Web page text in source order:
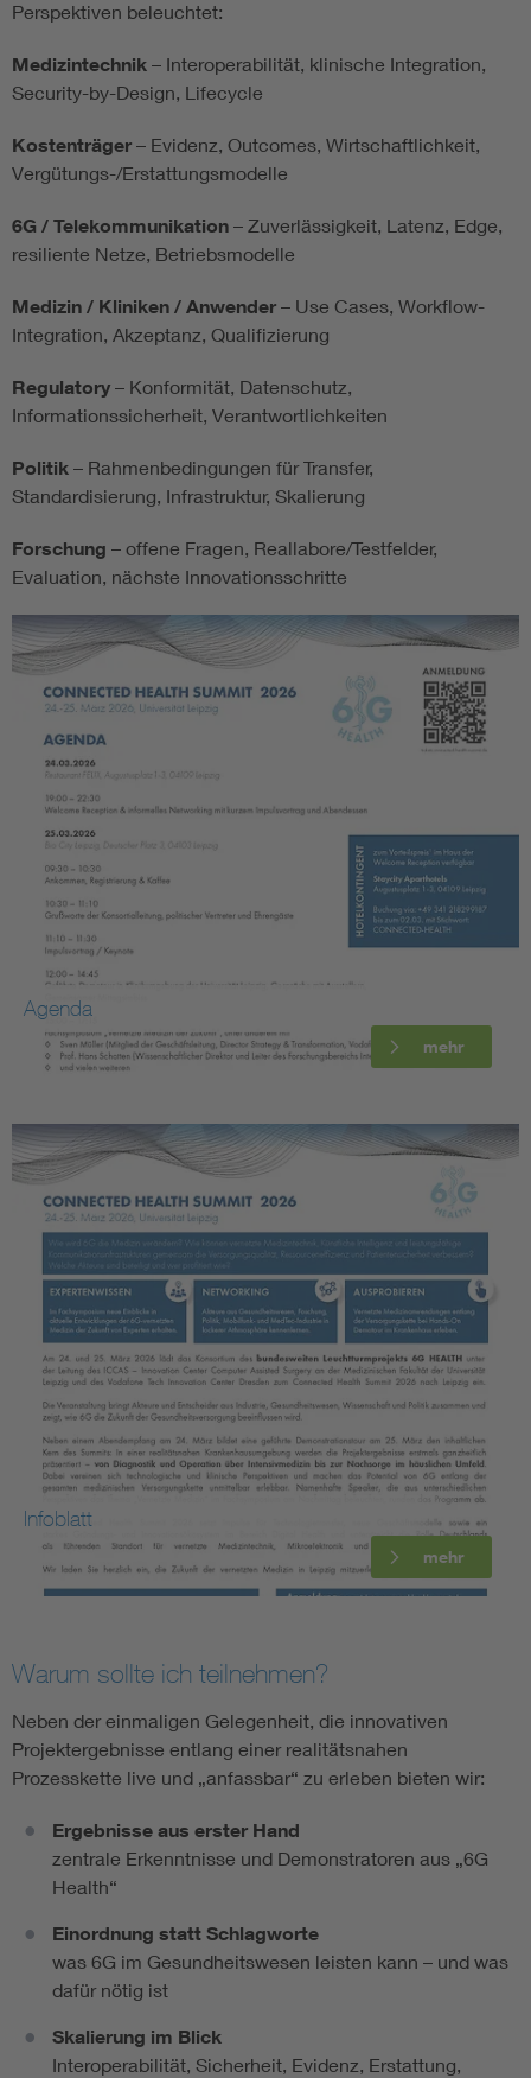
Perspektiven beleuchtet:
Medizintechnik – Interoperabilität, klinische Integration,
Security-by-Design, Lifecycle
Kostenträger – Evidenz, Outcomes, Wirtschaftlichkeit,
Vergütungs-/Erstattungsmodelle
6G / Telekommunikation – Zuverlässigkeit, Latenz, Edge,
resiliente Netze, Betriebsmodelle
Medizin / Kliniken / Anwender – Use Cases, Workflow-
Integration, Akzeptanz, Qualifizierung
Regulatory – Konformität, Datenschutz,
Informationssicherheit, Verantwortlichkeiten
Politik – Rahmenbedingungen für Transfer,
Standardisierung, Infrastruktur, Skalierung
Forschung – offene Fragen, Reallabore/Testfelder,
Evaluation, nächste Innovationsschritte
Agenda
mehr
Infoblatt
mehr
Warum sollte ich teilnehmen?
Neben der einmaligen Gelegenheit, die innovativen
Projektergebnisse entlang einer realitätsnahen
Prozesskette live und „anfassbar“ zu erleben bieten wir:
Ergebnisse aus erster Hand
zentrale Erkenntnisse und Demonstratoren aus „6G
Health“
Einordnung statt Schlagworte
was 6G im Gesundheitswesen leisten kann – und was
dafür nötig ist
Skalierung im Blick
Interoperabilität, Sicherheit, Evidenz, Erstattung,